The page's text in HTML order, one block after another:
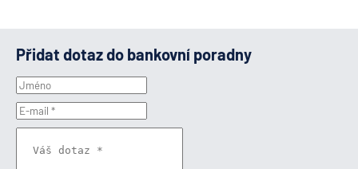
Přidat dotaz do bankovní poradny